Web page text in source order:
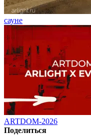
сауне
ARTDOM-2026
Поделиться